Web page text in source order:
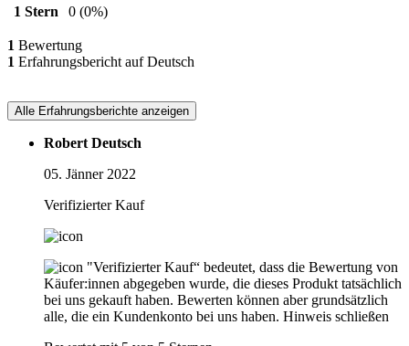
1 Stern
0 (0%)
1 Bewertung
1 Erfahrungsbericht auf Deutsch
Alle Erfahrungsberichte anzeigen
Robert Deutsch
05. Jänner 2022
Verifizierter Kauf
"Verifizierter Kauf“ bedeutet, dass die Bewertung von
Käufer:innen abgegeben wurde, die dieses Produkt tatsächlich
bei uns gekauft haben. Bewerten können aber grundsätzlich
alle, die ein Kundenkonto bei uns haben. Hinweis schließen